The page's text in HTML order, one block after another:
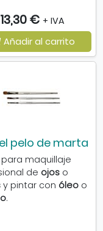
13,30 € + IVA
Añadir al carrito
pelo de marta
para maquillaje
de ojoso
y pintar con óleoo
.